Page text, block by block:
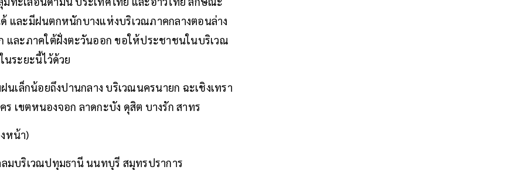
และมีฝนตกหนักบางแห่งบริเวณภาคกลางตอนล่าง
ละภาคใต้ฝั่งตะวันออก ขอให้ประชาชนในบริเวณ
ระยะนี้ไว้ด้วย
เล็กน้อยถึงปานกลาง บริเวณนครนายก ฉะเชิงเทรา
เขตหนองจอก ลาดกะบัง ดุสิต บางรัก สาทร
หน้า)
มบริเวณปทุมธานี นนทบุรี สมุทรปราการ